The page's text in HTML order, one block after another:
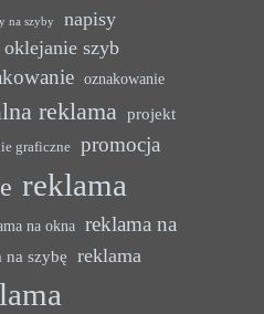
na szyby
napisy
oklejanie szyb
oznakowanie
reklama projekt
graficzne
promocja
reklama
na okna reklama na
na szybę reklama